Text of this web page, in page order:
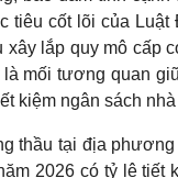
tiêu cốt lõi của
xây lắp quy mô cấp
là mối tương quan
kiệm ngân sách
thầu tại địa
2026 có tỷ lệ